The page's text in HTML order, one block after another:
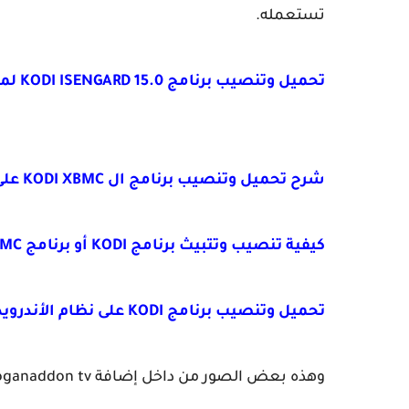
تستعمله.
تحميل وتنصيب برنامج KODI ISENGARD 15.0 لمشاهدة كل قنوات العالم
شرح تحميل وتنصيب برنامج ال KODI XBMC على نظام الويندوزWINDOWS XP
كيفية تنصيب وتتبيث برنامج KODI أو برنامج XBMC على نظام LINUX لمشاهدة جميع القنوات العالمية
تحميل وتنصيب برنامج KODI على نظام الأندرويد ANDROID مع شرح كيفية عمل الإضافات
وهذه بعض الصور من داخل إضافة tv